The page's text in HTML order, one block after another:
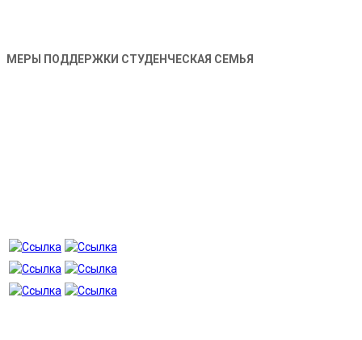
МЕРЫ ПОДДЕРЖКИ СТУДЕНЧЕСКАЯ СЕМЬЯ